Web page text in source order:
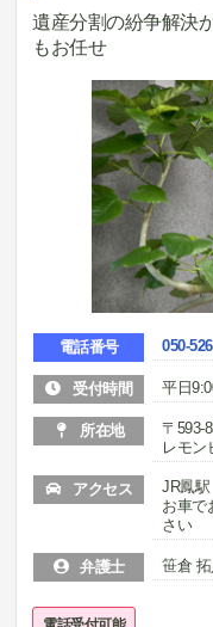
遺産分割の紛争解決
もお任せ
電話番号 050-
受付時間 平日
所在地
〒593-
レモン
アクセス
JR鳳
お車で
さい
弁護士 笹倉 拓